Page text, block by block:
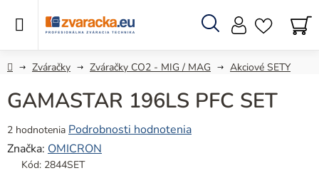
Hľadať
DomovZváračky Zváračky CO2 - MIG / MAG Akciové SETY
GAMASTAR 196LS PFC SET
Priemerné
hodnotenie
produktu
2 hodnotenia Podrobnosti hodnotenia
Značka: OMICRON
Kód: 2844SET